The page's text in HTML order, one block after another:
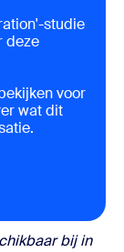
-studie
deze
voor
wat dit
het
bij in